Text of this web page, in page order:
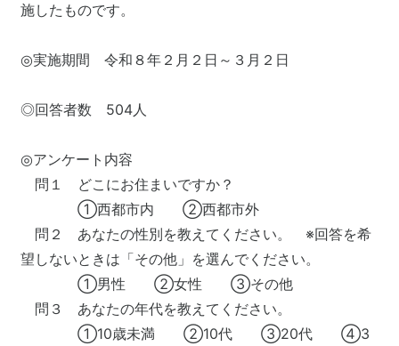
施したものです。
◎実施期間 令和８年２月２日～３月２日
◎回答者数 504人
◎アンケート内容
問１ どこにお住まいですか？
①西都市内 ②西都市外
問２ あなたの性別を教えてください。 ※回答を希
望しないときは「その他」を選んでください。
①男性 ②女性 ③その他
問３ あなたの年代を教えてください。
①10歳未満 ②10代 ③20代 ④3